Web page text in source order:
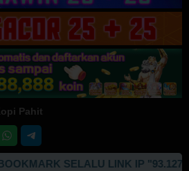
Pahit
SELALU LINK IP